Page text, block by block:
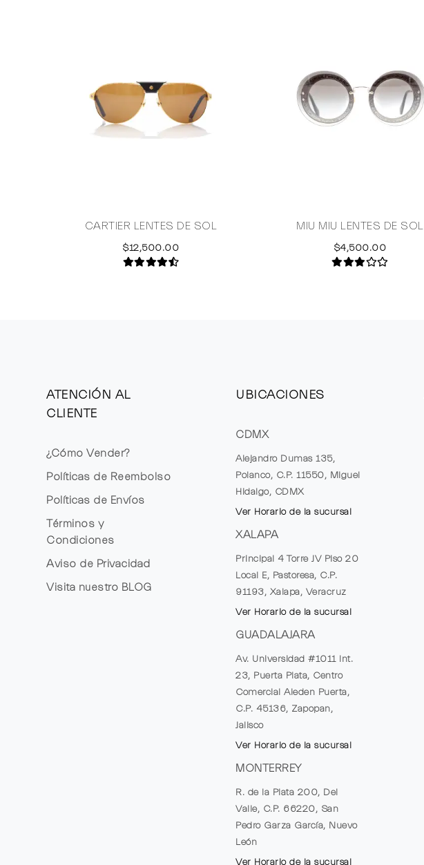
CARTIER LENTES DE SOL
$12,500.00
MIU MIU LENTES DE SOL
$4,500.00
ATENCIÓN AL
CLIENTE
¿Cómo Vender?
Políticas de Reembolso
Políticas de Envíos
Términos y
Condiciones
Aviso de Privacidad
Visita nuestro BLOG
UBICACIONES
CDMX
Alejandro Dumas 135,
Polanco, C.P. 11550, Miguel
Hidalgo, CDMX
Ver Horario de la sucursal
XALAPA
Principal 4 Torre JV Piso 20
Local E, Pastoresa, C.P.
91193, Xalapa, Veracruz
Ver Horario de la sucursal
GUADALAJARA
Av. Universidad #1011 Int.
23, Puerta Plata, Centro
Comercial Aleden Puerta,
C.P. 45136, Zapopan,
Jalisco
Ver Horario de la sucursal
MONTERREY
R. de la Plata 200, Del
Valle, C.P. 66220, San
Pedro Garza García, Nuevo
León
Ver Horario de la sucursal